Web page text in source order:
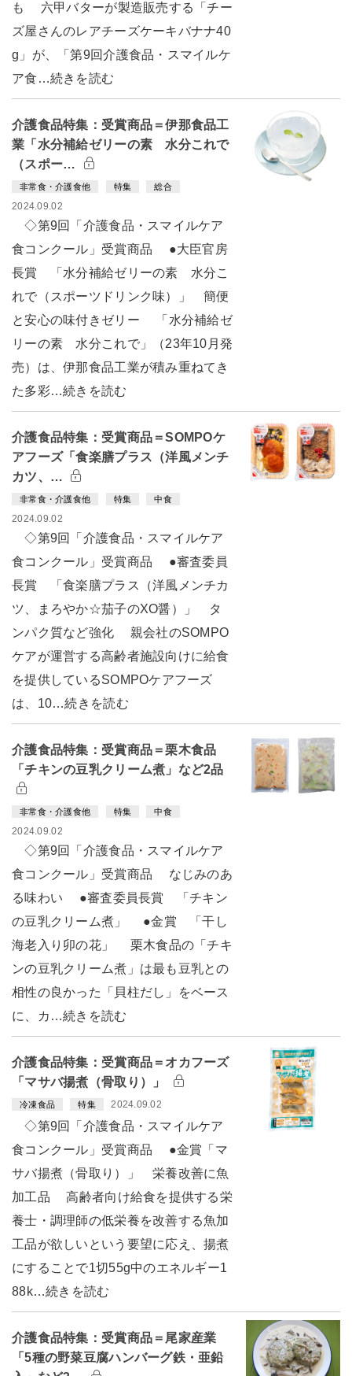
も 六甲バターが製造販売する「チー
ズ屋さんのレアチーズケーキバナナ40
g」が、「第9回介護食品・スマイルケ
ア食…続きを読む
介護食品特集：受賞商品＝伊那食品工
業「水分補給ゼリーの素 水分これで
（スポー…
非常食・介護食他 特集 総合
2024.09.02
◇第9回「介護食品・スマイルケア
食コンクール」受賞商品 ●大臣官房
長賞 「水分補給ゼリーの素 水分こ
れで（スポーツドリンク味）」 簡便
と安心の味付きゼリー 「水分補給ゼ
リーの素 水分これで」（23年10月発
売）は、伊那食品工業が積み重ねてき
た多彩…続きを読む
介護食品特集：受賞商品＝SOMPOケ
アフーズ「食楽膳プラス（洋風メンチ
カツ、…
非常食・介護食他 特集 中食
2024.09.02
◇第9回「介護食品・スマイルケア
食コンクール」受賞商品 ●審査委員
長賞 「食楽膳プラス（洋風メンチカ
ツ、まろやか☆茄子のXO醤）」 タ
ンパク質など強化 親会社のSOMPO
ケアが運営する高齢者施設向けに給食
を提供しているSOMPOケアフーズ
は、10…続きを読む
介護食品特集：受賞商品＝栗木食品
「チキンの豆乳クリーム煮」など2品
非常食・介護食他 特集 中食
2024.09.02
◇第9回「介護食品・スマイルケア
食コンクール」受賞商品 なじみのあ
る味わい ●審査委員長賞 「チキン
の豆乳クリーム煮」 ●金賞 「干し
海老入り卯の花」 栗木食品の「チキ
ンの豆乳クリーム煮」は最も豆乳との
相性の良かった「貝柱だし」をベース
に、カ…続きを読む
介護食品特集：受賞商品＝オカフーズ
「マサバ揚煮（骨取り）」
冷凍食品 特集 2024.09.02
◇第9回「介護食品・スマイルケア
食コンクール」受賞商品 ●金賞「マ
サバ揚煮（骨取り）」 栄養改善に魚
加工品 高齢者向け給食を提供する栄
養士・調理師の低栄養を改善する魚加
工品が欲しいという要望に応え、揚煮
にすることで1切55g中のエネルギー1
88k…続きを読む
介護食品特集：受賞商品＝尾家産業
「5種の野菜豆腐ハンバーグ鉄・亜鉛